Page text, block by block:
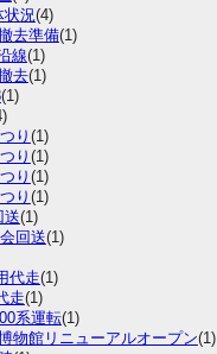
況(4)
去準備(1)
線(1)
去(1)
(1)
り (1)
り (1)
り (1)
り (1)
送(1)
回送(1)
代走(1)
走(1)
系運転(1)
物館リニューアルオープン(1)